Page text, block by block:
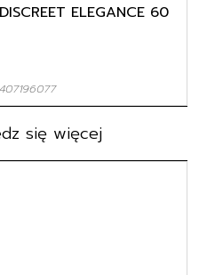
ELEGANCE 60
się więcej